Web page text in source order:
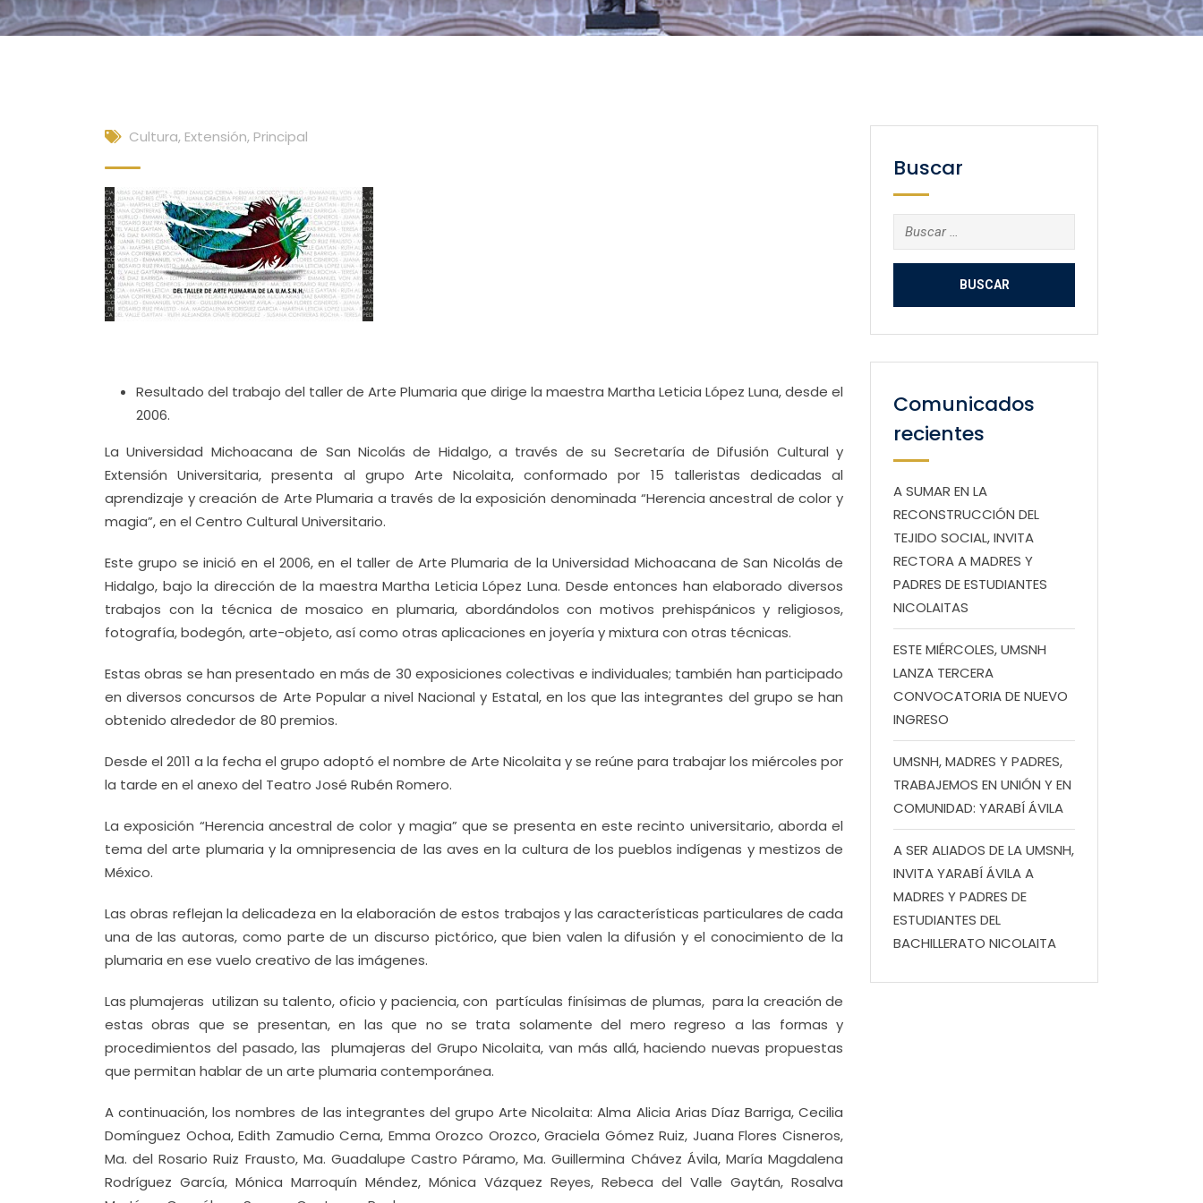
Cultura, Extensión, Principal
Resultado del trabajo del taller de Arte Plumaria que dirige la maestra Martha Leticia López Luna, desde el
2006.
La Universidad Michoacana de San Nicolás de Hidalgo, a través de su Secretaría de Difusión Cultural y
Extensión Universitaria, presenta al grupo Arte Nicolaita, conformado por 15 talleristas dedicadas al
aprendizaje y creación de Arte Plumaria a través de la exposición denominada “Herencia ancestral de color y
magia”, en el Centro Cultural Universitario.
Este grupo se inició en el 2006, en el taller de Arte Plumaria de la Universidad Michoacana de San Nicolás de
Hidalgo, bajo la dirección de la maestra Martha Leticia López Luna. Desde entonces han elaborado diversos
trabajos con la técnica de mosaico en plumaria, abordándolos con motivos prehispánicos y religiosos,
fotografía, bodegón, arte-objeto, así como otras aplicaciones en joyería y mixtura con otras técnicas.
Estas obras se han presentado en más de 30 exposiciones colectivas e individuales; también han participado
en diversos concursos de Arte Popular a nivel Nacional y Estatal, en los que las integrantes del grupo se han
obtenido alrededor de 80 premios.
Desde el 2011 a la fecha el grupo adoptó el nombre de Arte Nicolaita y se reúne para trabajar los miércoles por
la tarde en el anexo del Teatro José Rubén Romero.
La exposición “Herencia ancestral de color y magia” que se presenta en este recinto universitario, aborda el
tema del arte plumaria y la omnipresencia de las aves en la cultura de los pueblos indígenas y mestizos de
México.
Las obras reflejan la delicadeza en la elaboración de estos trabajos y las características particulares de cada
una de las autoras, como parte de un discurso pictórico, que bien valen la difusión y el conocimiento de la
plumaria en ese vuelo creativo de las imágenes.
Las plumajeras utilizan su talento, oficio y paciencia, con partículas finísimas de plumas, para la creación de
estas obras que se presentan, en las que no se trata solamente del mero regreso a las formas y
procedimientos del pasado, las plumajeras del Grupo Nicolaita, van más allá, haciendo nuevas propuestas
que permitan hablar de un arte plumaria contemporánea.
A continuación, los nombres de las integrantes del grupo Arte Nicolaita: Alma Alicia Arias Díaz Barriga, Cecilia
Domínguez Ochoa, Edith Zamudio Cerna, Emma Orozco Orozco, Graciela Gómez Ruiz, Juana Flores Cisneros,
Ma. del Rosario Ruiz Frausto, Ma. Guadalupe Castro Páramo, Ma. Guillermina Chávez Ávila, María Magdalena
Rodríguez García, Mónica Marroquín Méndez, Mónica Vázquez Reyes, Rebeca del Valle Gaytán, Rosalva
Buscar
Buscar:
Comunicados
recientes
A SUMAR EN LA
RECONSTRUCCIÓN DEL
TEJIDO SOCIAL, INVITA
RECTORA A MADRES Y
PADRES DE ESTUDIANTES
NICOLAITAS
ESTE MIÉRCOLES, UMSNH
LANZA TERCERA
CONVOCATORIA DE NUEVO
INGRESO
UMSNH, MADRES Y PADRES,
TRABAJEMOS EN UNIÓN Y EN
COMUNIDAD: YARABÍ ÁVILA
A SER ALIADOS DE LA UMSNH,
INVITA YARABÍ ÁVILA A
MADRES Y PADRES DE
ESTUDIANTES DEL
BACHILLERATO NICOLAITA